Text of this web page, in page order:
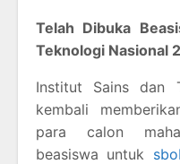
Telah Dibuka
Teknologi Nasional
Institut Sains dan
kembali
para calon
beasiswa untuk